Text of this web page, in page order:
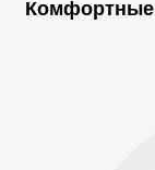
Комфортные